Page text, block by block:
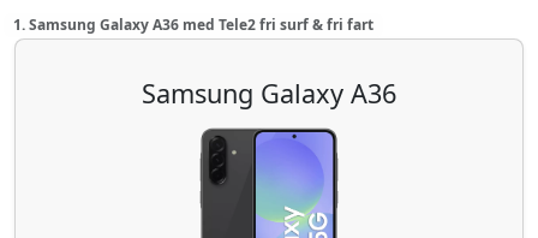
1. Samsung Galaxy A36 med Tele2 fri surf & fri fart
Samsung Galaxy A36